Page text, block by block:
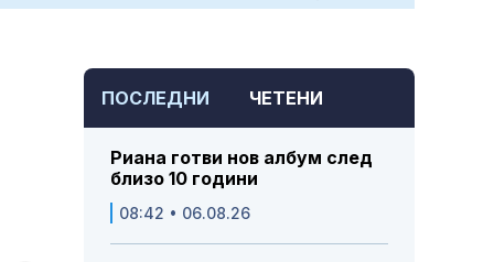
ПОСЛЕДНИ ЧЕТЕНИ
Риана готви нов албум след
близо 10 години
08:42 • 06.08.26